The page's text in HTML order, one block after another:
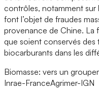
contrôles, notamment sur
font l’objet de fraudes
provenance de Chine. La
que soient conservés des
biocarburants dans les
Biomasse: vers un
Inrae-FranceAgrimer-IGN